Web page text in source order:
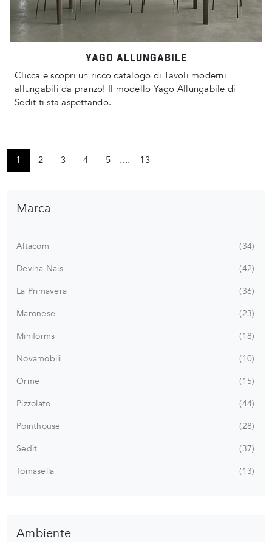
YAGO ALLUNGABILE
Clicca e scopri un ricco catalogo di Tavoli moderni
allungabili da pranzo! Il modello Yago Allungabile di
Sedit ti sta aspettando.
1 2 3 4 5 .... 13
Marca
Altacom
34
Devina Nais
42
La Primavera
36
Maronese
23
Miniforms
18
Novamobili
10
Orme
15
Pizzolato
44
Pointhouse
28
Sedit
37
Tomasella
13
Ambiente